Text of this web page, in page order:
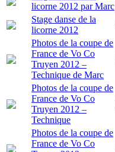
licorne 2012 par Marc
Stage danse de la
licorne 2012
Photos de la coupe de
France de Vo Co
Truyen 2012 –
Technique de Marc
Photos de la coupe de
France de Vo Co
Truyen 2012 –
Technique
Photos de la coupe de
France de Vo Co